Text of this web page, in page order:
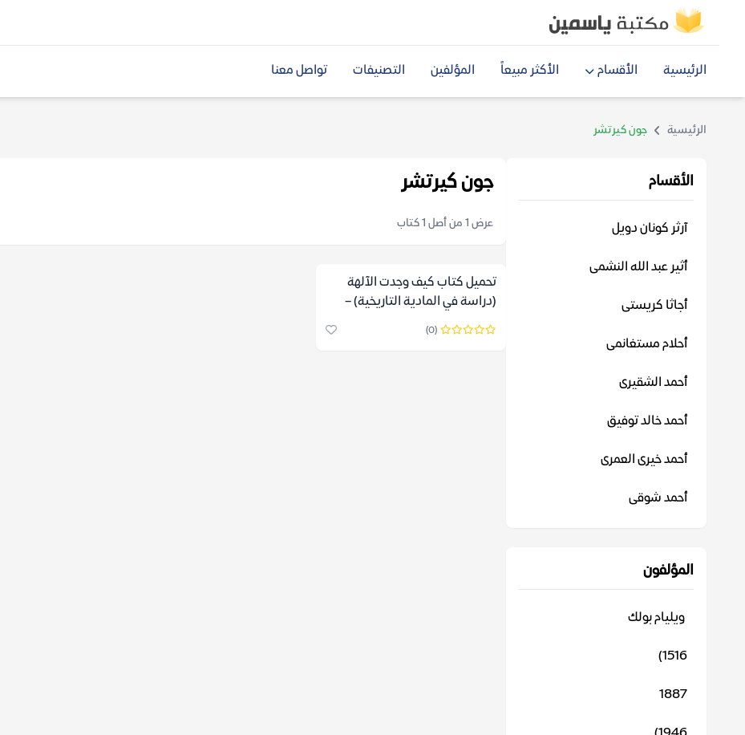
الرئيسية الأقسام الأكثر مبيعاً المؤلفين التصنيفات تواصل معنا
الرئيسية جون كيرتشر
الأقسام
آرثر كونان دويل
أثير عبد الله النشمى
أجاثا كريستى
أحلام مستغانمى
أحمد الشقيرى
أحمد خالد توفيق
أحمد خيرى العمرى
أحمد شوقى
المؤلفون
‬ ويليام بولك
1516)
1887
جون كيرتشر
عرض 1 من أصل 1 كتاب
تحميل كتاب كيف وجدت الآلهة
(دراسة في المادية التاريخية) –
جون كيرتشر
(0)